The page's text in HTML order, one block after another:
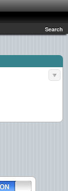
Search